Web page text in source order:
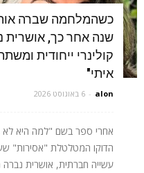
כשהמלחמה שברה
שנה אחר כך, אושרית
קולינרי ייחודית
איתי"
alon
- 6 באוגוסט 2026
אחרי ספר בשם "למה היא
עשייה חברתית, אושרית